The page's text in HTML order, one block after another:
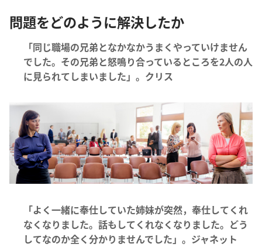
問題をどのように解決したか
「同じ職場の兄弟となかなかうまくやっていけません
でした。その兄弟と怒鳴り合っているところを2人の人
に見られてしまいました」。クリス
「よく一緒に奉仕していた姉妹が突然，奉仕してくれ
なくなりました。話もしてくれなくなりました。どう
してなのか全く分かりませんでした」。ジャネット